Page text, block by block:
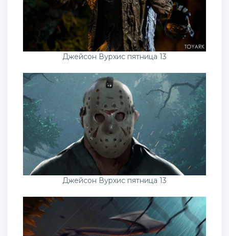
Джейсон Вурхис пятница 13
Джейсон Вурхис пятница 13